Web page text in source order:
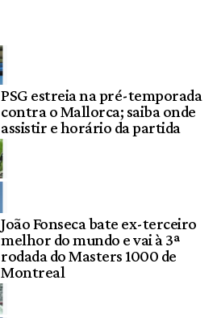
PSG estreia na pré-temporada
contra o Mallorca; saiba onde
assistir e horário da partida
João Fonseca bate ex-terceiro
melhor do mundo e vai à 3ª
rodada do Masters 1000 de
Montreal